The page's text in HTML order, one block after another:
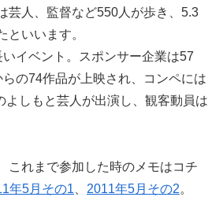
芸人、監督など550人が歩き、5.3
といいます。
イベント。スポンサー企業は57
の74作品が上映され、コンペには
よしもと芸人が出演し、観客動員は
これまで参加した時のメモはコチ
年5月その1 2011年5月その2。